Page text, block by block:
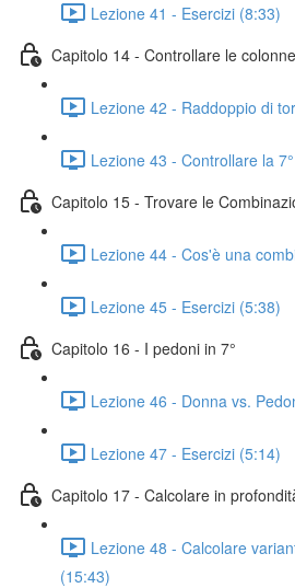
Lezione 41 - Esercizi (8:33)
Capitolo 14 - Controllare le colonne
Lezione 42 - Raddoppio di
Lezione 43 - Controllare la
Capitolo 15 - Trovare le
Lezione 44 - Cos'è una
Lezione 45 - Esercizi (5:38)
Capitolo 16 - I pedoni in 7°
Lezione 46 - Donna vs.
Lezione 47 - Esercizi (5:14)
Capitolo 17 - Calcolare in
Lezione 48 - Calcolare
(15:43)